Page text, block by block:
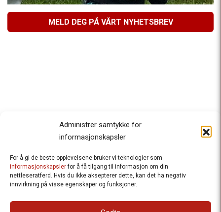
Administrer samtykke for
informasjonskapsler
For å gi de beste opplevelsene bruker vi teknologier som
informasjonskapslerfor å få tilgang til informasjon om din
nettleseratferd. Hvis du ikke aksepterer dette, kan det ha negativ
innvirkning på visse egenskaper og funksjoner.
MELD DEG PÅ VÅRT NYHETSBREV
Besteforeldrenes klimaaksjon
Ansvarlig redaktør
: Halfdan Wiik |